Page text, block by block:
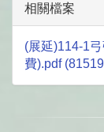
相關檔案
(展延)114-1
費).pdf